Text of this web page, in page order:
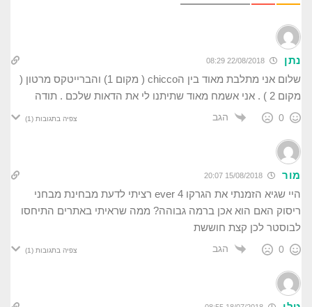
נתן 22/08/2018 08:29
שלום אני מתלבת מאוד בין הchicco ( מקום 1) והברייטקס מרטון (
מקום 2 ) . אני אשמח מאוד שתיתנו לי את הדאות שלכם . תודה
0 הגב צפיה בתגובות (1)
מור 15/08/2018 20:07
היי שגיא הזמנתי את הגרקו 4 ever רציתי לדעת מבחינת מבחני
ריסוק האם הוא אכן ברמה גבוהה? ממה שראיתי באתרים התיחסו
לבוסטר לכן קצת חוששת
0 הגב צפיה בתגובות (1)